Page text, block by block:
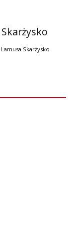
Lamusa Skarżysko